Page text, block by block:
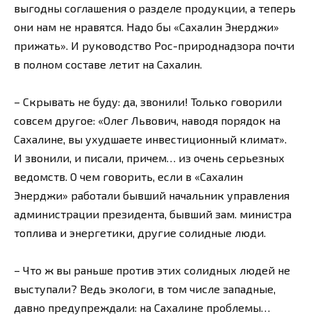
выгодны соглашения о разделе продукции, а теперь
они нам не нравятся. Надо бы «Сахалин Энерджи»
прижать». И руководство Рос-природнадзора почти
в полном составе летит на Сахалин.
– Скрывать не буду: да, звонили! Только говорили
совсем другое: «Олег Львович, наводя порядок на
Сахалине, вы ухудшаете инвестиционный климат».
И звонили, и писали, причем… из очень серьезных
ведомств. О чем говорить, если в «Сахалин
Энерджи» работали бывший начальник управления
администрации президента, бывший зам. министра
топлива и энергетики, другие солидные люди.
– Что ж вы раньше против этих солидных людей не
выступали? Ведь экологи, в том числе западные,
давно предупреждали: на Сахалине проблемы…